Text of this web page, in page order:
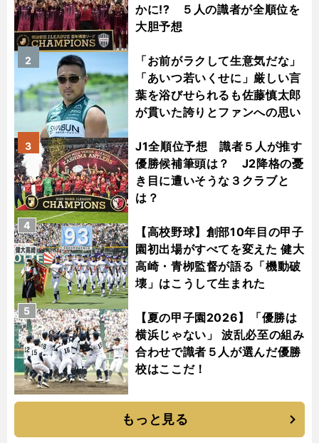
かに!? ５人の識者が全順位を
大胆予想
「お前がラクして生意気だな」
「あいつ若いくせに」厳しい言
葉を浴びせられるも佐藤慎太郎
が貫いた誇りとファンへの思い
2
J1全順位予想 識者５人が推す
優勝候補筆頭は？ J2降格の憂
き目に遭いそうな３クラブと
は？
3
【高校野球】創部10年目の甲子
園初出場がすべてを変えた 健大
高崎・青栁監督が語る「機動破
壊」はこうして生まれた
4
【夏の甲子園2026】「優勝は
横浜じゃない」 波乱必至の組み
合わせで識者５人が選んだ優勝
校はここだ！
5
もっと見る